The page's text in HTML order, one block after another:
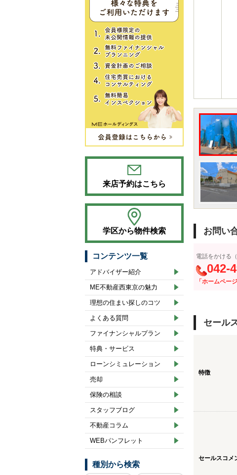
お問い
電話をかける
042-
「ホームペー
セール
特徴
セールスコメ
来店予約はこちら
学区から物件検索
コンテンツ一覧
アドバイザー紹介
ME不動産西東京の魅力
理想の住まい探しのコツ
よくある質問
ファイナンシャルプラン
特典・サービス
ローンシミュレーション
売却
保険の相談
スタッフブログ
不動産コラム
WEBパンフレット
種別から検索